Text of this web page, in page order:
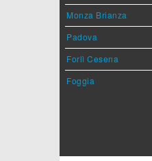
Monza Brianza
Padova
Forlì Cesena
Foggia